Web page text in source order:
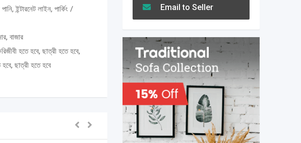
ইন্টারনেট লাইন, পার্কিং /
বাজার
হতে হবে, ছাত্রী হতে হবে,
হবে, ছাত্রী হতে হবে
Email to Seller